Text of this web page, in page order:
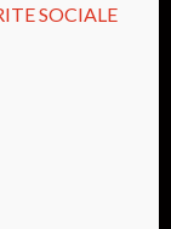
SOCIALE